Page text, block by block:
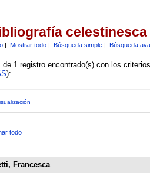
celestinesca
| Mostrar todo| Búsqueda simple| Búsqueda
de 1 registro encontrado(s) con los
):
todo
Francesca